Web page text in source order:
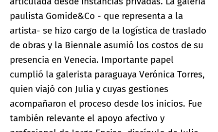
paulista Gomide&Co - que representa a la
artista- se hizo cargo de la logística de traslado
de obras y la Biennale asumió los costos de su
presencia en Venecia. Importante papel
cumplió la galerista paraguaya Verónica Torres,
quien viajó con Julia y cuyas gestiones
acompañaron el proceso desde los inicios. Fue
también relevante el apoyo afectivo y